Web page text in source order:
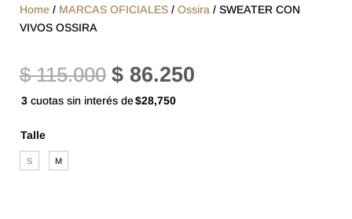
Home / MARCAS OFICIALES/ Ossira/ SWEATER CON
VIVOS OSSIRA
$115.000 El
precio
$86.250El
3cuotas sin interés de$28,750
Talle
S M